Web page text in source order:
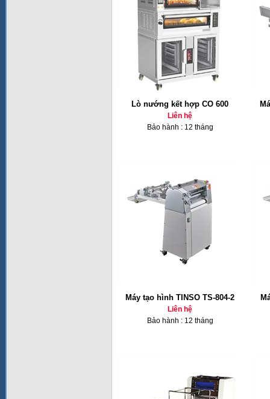
Lò nướng kết hợp CO 600
Liên hệ
Bảo hành : 12 tháng
Máy tạo hình TINSO TS-804-2
Liên hệ
Bảo hành : 12 tháng